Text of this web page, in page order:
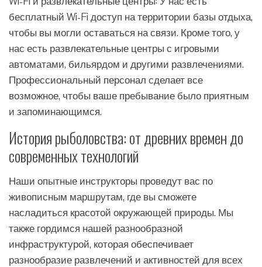
бесплатный Wi-Fi доступ на территории базы отдыха,
чтобы вы могли оставаться на связи. Кроме того, у
нас есть развлекательные центры с игровыми
автоматами, бильярдом и другими развлечениями.
Профессиональный персонал сделает все
возможное, чтобы ваше пребывание было приятным
и запоминающимся.
История рыболовства: от древних времен до
современных технологий
Наши опытные инструкторы проведут вас по
живописным маршрутам, где вы сможете
насладиться красотой окружающей природы. Мы
также гордимся нашей разнообразной
инфраструктурой, которая обеспечивает
разнообразие развлечений и активностей для всех